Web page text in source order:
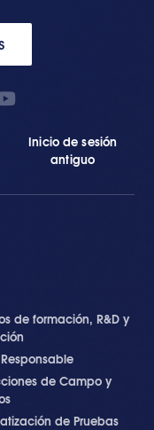
Inicio de sesión
antiguo
de formación, R&D y
de Campo y
de Pruebas